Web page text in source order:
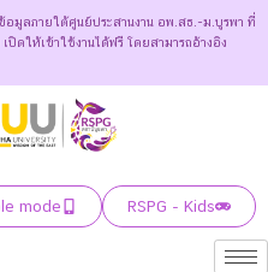
อมูลภายใต้ศูนย์ประสานงาน อพ.สธ.-ม.บูรพา ที่
ดให้เข้าใช้งานได้ฟรี โดยสามารถอ้างอิง
mode RSPG - Kids